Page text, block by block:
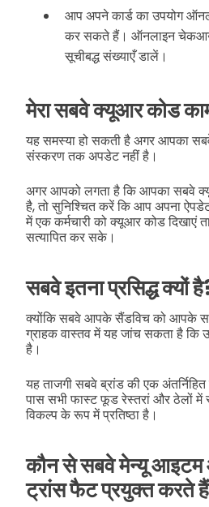
आप अपने कार्ड का उपयोग
कर सकते हैं। ऑनलाइन
सूचीबद्ध संख्याएँ डालें।
मेरा सबवे क्यूआर कोड
यह समस्या हो सकती है अगर आपका
संस्करण तक अपडेट नहीं है।
अगर आपको लगता है कि आपका सबवे
है, तो सुनिश्चित करें कि आप अपना
में एक कर्मचारी को क्यूआर कोड दिखाएं
सत्यापित कर सके।
सबवे इतना प्रसिद्ध क्यों
क्योंकि सबवे आपके सैंडविच को आपके
ग्राहक वास्तव में यह जांच सकता है कि
है।
यह ताजगी सबवे ब्रांड की एक
पास सभी फास्ट फूड रेस्तरां और ठेलों
विकल्प के रूप में प्रतिष्ठा है।
कौन से सबवे मेन्यू आइटम
ट्रांस फैट प्रयुक्त करते